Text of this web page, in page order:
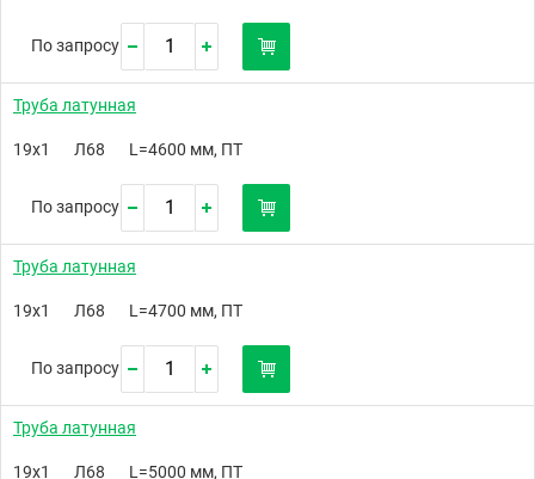
По запросу
Труба латунная
19х1 Л68 L=4600 мм, ПТ
По запросу
Труба латунная
19х1 Л68 L=4700 мм, ПТ
По запросу
Труба латунная
19х1 Л68 L=5000 мм, ПТ